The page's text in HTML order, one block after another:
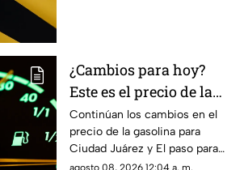
¿Cambios para hoy?
Este es el precio de la
gasolina para Ciudad
Juárez y El Paso
Continúan los cambios en el
precio de la gasolina para
Ciudad Juárez y El paso para
hoy, 8 de agosto
agosto 08, 2026 12:04 a. m.